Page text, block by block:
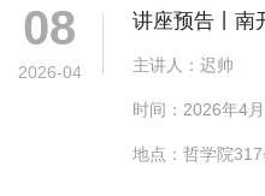
08
2026-04
讲座预告丨南
讲：文化社会
主讲人：迟帅
时间：2026年4
地点：哲学院